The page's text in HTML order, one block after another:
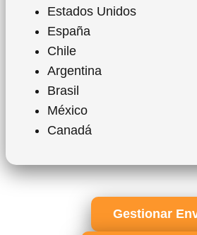
Estados Unidos
España
Chile
Argentina
Brasil
México
Canadá
Gestionar